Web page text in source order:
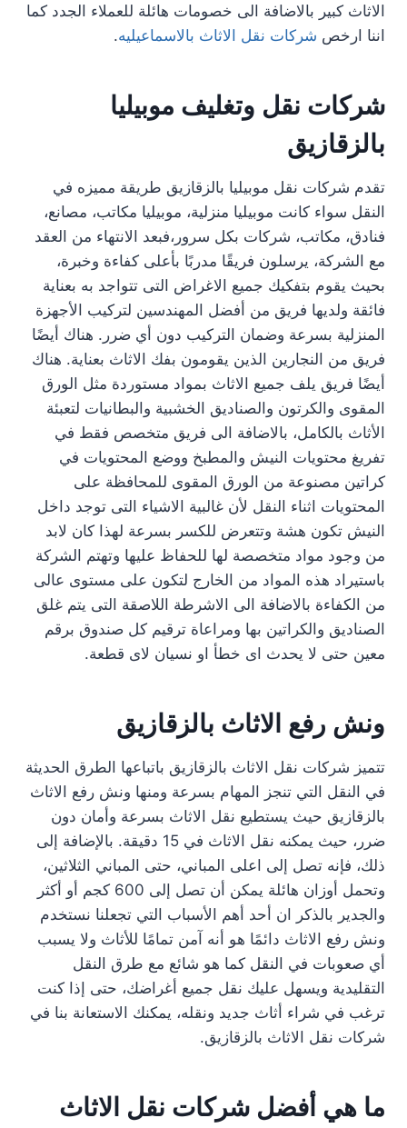
الاثاث كبير بالاضافة الى خصومات هائلة للعملاء الجدد كما
اننا ارخص شركات نقل الاثاث بالاسماعيليه.
شركات نقل وتغليف موبيليا
بالزقازيق
تقدم شركات نقل موبيليا بالزقازيق طريقة مميزه في
النقل سواء كانت موبيليا منزلية، موبيليا مكاتب، مصانع،
فنادق، مكاتب، شركات بكل سرور،فبعد الانتهاء من العقد
مع الشركة، يرسلون فريقًا مدربًا بأعلى كفاءة وخبرة،
بحيث يقوم بتفكيك جميع الاغراض التى تتواجد به بعناية
فائقة ولديها فريق من أفضل المهندسين لتركيب الأجهزة
المنزلية بسرعة وضمان التركيب دون أي ضرر. هناك أيضًا
فريق من النجارين الذين يقومون بفك الاثاث بعناية. هناك
أيضًا فريق يلف جميع الاثاث بمواد مستوردة مثل الورق
المقوى والكرتون والصناديق الخشبية والبطانيات لتعبئة
الأثاث بالكامل، بالاضافة الى فريق متخصص فقط في
تفريغ محتويات النيش والمطبخ ووضع المحتويات في
كراتين مصنوعة من الورق المقوى للمحافظة على
المحتويات اثناء النقل لأن غالبية الاشياء التى توجد داخل
النيش تكون هشة وتتعرض للكسر بسرعة لهذا كان لابد
من وجود مواد متخصصة لها للحفاظ عليها وتهتم الشركة
باستيراد هذه المواد من الخارج لتكون على مستوى عالى
من الكفاءة بالاضافة الى الاشرطة اللاصقة التى يتم غلق
الصناديق والكراتين بها ومراعاة ترقيم كل صندوق برقم
معين حتى لا يحدث اى خطأ او نسيان لاى قطعة.
ونش رفع الاثاث بالزقازيق
تتميز شركات نقل الاثاث بالزقازيق باتباعها الطرق الحديثة
في النقل التي تنجز المهام بسرعة ومنها ونش رفع الاثاث
بالزقازيق حيث يستطيع نقل الاثاث بسرعة وأمان دون
ضرر، حيث يمكنه نقل الاثاث في 15 دقيقة. بالإضافة إلى
ذلك، فإنه تصل إلى اعلى المباني، حتى المباني الثلاثين،
وتحمل أوزان هائلة يمكن أن تصل إلى 600 كجم أو أكثر
والجدير بالذكر ان أحد أهم الأسباب التي تجعلنا نستخدم
ونش رفع الاثاث دائمًا هو أنه آمن تمامًا للأثاث ولا يسبب
أي صعوبات في النقل كما هو شائع مع طرق النقل
التقليدية ويسهل عليك نقل جميع أغراضك، حتى إذا كنت
ترغب في شراء أثاث جديد ونقله، يمكنك الاستعانة بنا في
شركات نقل الاثاث بالزقازيق.
ما هي أفضل شركات نقل الاثاث